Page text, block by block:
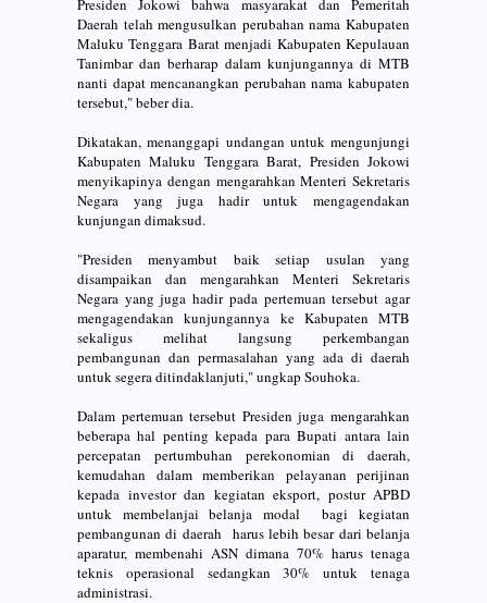
Presiden Jokowi bahwa masyarakat dan Pemeritah
Daerah telah mengusulkan perubahan nama Kabupaten
Maluku Tenggara Barat menjadi Kabupaten Kepulauan
Tanimbar dan berharap dalam kunjungannya di MTB
nanti dapat mencanangkan perubahan nama kabupaten
tersebut," beber dia.
Dikatakan, menanggapi undangan untuk mengunjungi
Kabupaten Maluku Tenggara Barat, Presiden Jokowi
menyikapinya dengan mengarahkan Menteri Sekretaris
Negara yang juga hadir untuk mengagendakan
kunjungan dimaksud.
"Presiden menyambut baik setiap usulan yang
disampaikan dan mengarahkan Menteri Sekretaris
Negara yang juga hadir pada pertemuan tersebut agar
mengagendakan kunjungannya ke Kabupaten MTB
sekaligus melihat langsung perkembangan
pembangunan dan permasalahan yang ada di daerah
untuk segera ditindaklanjuti," ungkap Souhoka.
Dalam pertemuan tersebut Presiden juga mengarahkan
beberapa hal penting kepada para Bupati antara lain
percepatan pertumbuhan perekonomian di daerah,
kemudahan dalam memberikan pelayanan perijinan
kepada investor dan kegiatan eksport, postur APBD
untuk membelanjai belanja modal bagi kegiatan
pembangunan di daerah harus lebih besar dari belanja
aparatur, membenahi ASN dimana 70% harus tenaga
teknis operasional sedangkan 30% untuk tenaga
administrasi.